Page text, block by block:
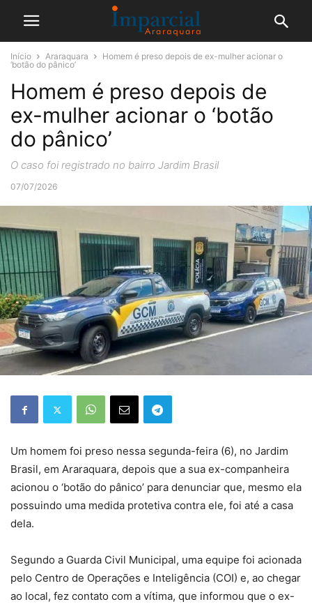
Início Araraquara
Homem é preso depois de ex-mulher acionar o
‘botão do pânico’
Homem é preso depois de
ex-mulher acionar o ‘botão
do pânico’
O caso foi registrado no bairro Jardim Brasil
07/07/2026
Um homem foi preso nessa segunda-feira (6), no Jardim
Brasil, em Araraquara, depois que a sua ex-companheira
acionou o ‘botão do pânico’ para denunciar que, mesmo ela
possuindo uma medida protetiva contra ele, foi até a casa
dela.
Segundo a Guarda Civil Municipal, uma equipe foi acionada
pelo Centro de Operações e Inteligência (COI) e, ao chegar
ao local, fez contato com a vítima, que informou que o ex-